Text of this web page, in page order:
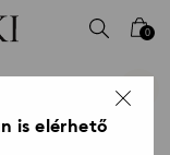
0
is elérhető